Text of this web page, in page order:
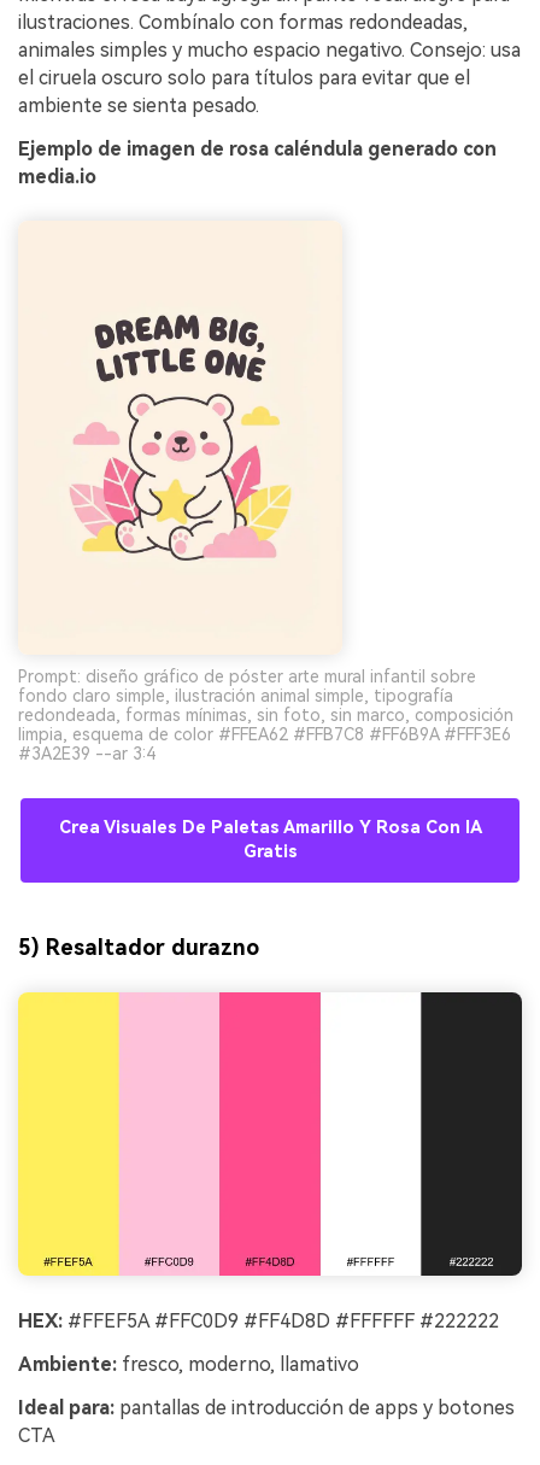
ilustraciones. Combínalo con formas redondeadas,
animales simples y mucho espacio negativo. Consejo: usa
el ciruela oscuro solo para títulos para evitar que el
ambiente se sienta pesado.
Ejemplo de imagen de rosa caléndula generado con
media.io
Prompt: diseño gráfico de póster arte mural infantil sobre
fondo claro simple, ilustración animal simple, tipografía
redondeada, formas mínimas, sin foto, sin marco, composición
limpia, esquema de color #FFEA62 #FFB7C8 #FF6B9A #FFF3E6
#3A2E39 --ar 3:4
Crea Visuales De Paletas Amarillo Y Rosa Con IA
Gratis
5) Resaltador durazno
HEX: #FFEF5A #FFC0D9 #FF4D8D #FFFFFF #222222
Ambiente: fresco, moderno, llamativo
Ideal para: pantallas de introducción de apps y botones
CTA